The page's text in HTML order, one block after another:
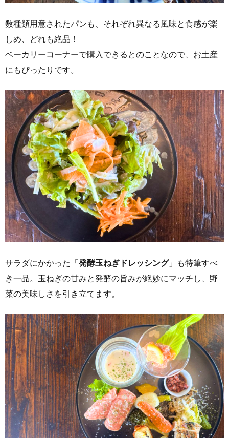
​数種類用意されたパンも、それぞれ異なる風味と食感が楽
しめ、どれも絶品！
ベーカリーコーナーで購入できるとのことなので、お土産
にもぴったりです。
サラダにかかった「発酵玉ねぎドレッシング」も特筆すべ
き一品。玉ねぎの甘みと発酵の旨みが絶妙にマッチし、野
菜の美味しさを引き立てます。